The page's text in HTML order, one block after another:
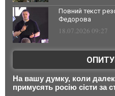
Повний текст
Федорова
18.07.2026 09:27
На вашу думку, коли
примусять росію сісти за